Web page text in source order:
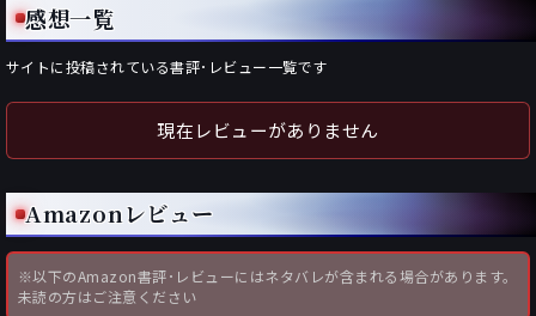
感想一覧
サイトに投稿されている書評･レビュー一覧です
現在レビューがありません
Amazonレビュー
※以下のAmazon書評･レビューにはネタバレが含まれる場合があります。
未読の方はご注意ください